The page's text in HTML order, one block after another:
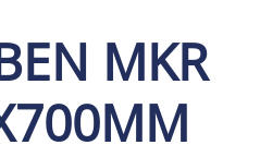
BUTIK
MKR